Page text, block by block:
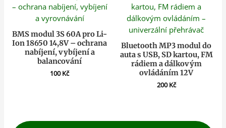
BMS modul 3S 60A pro Li-
Ion 18650 14,8V – ochrana
nabíjení, vybíjení a
balancování
100Kč
Bluetooth MP3 modul do
auta s USB, SD kartou, FM
rádiem a dálkovým
ovládáním 12V
200Kč